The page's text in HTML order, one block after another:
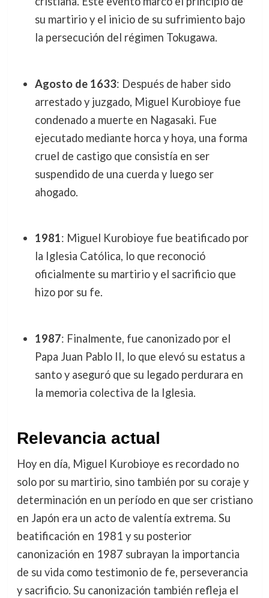
su martirio y el inicio de su sufrimiento bajo
la persecución del régimen Tokugawa.
Agosto de 1633: Después de haber sido
arrestado y juzgado, Miguel Kurobioye fue
condenado a muerte en Nagasaki. Fue
ejecutado mediante horca y hoya, una forma
cruel de castigo que consistía en ser
suspendido de una cuerda y luego ser
ahogado.
1981: Miguel Kurobioye fue beatificado por
la Iglesia Católica, lo que reconoció
oficialmente su martirio y el sacrificio que
hizo por su fe.
1987: Finalmente, fue canonizado por el
Papa Juan Pablo II, lo que elevó su estatus a
santo y aseguró que su legado perdurara en
la memoria colectiva de la Iglesia.
Relevancia actual
Hoy en día, Miguel Kurobioye es recordado no
solo por su martirio, sino también por su coraje y
determinación en un período en que ser cristiano
en Japón era un acto de valentía extrema. Su
beatificación en 1981 y su posterior
canonización en 1987 subrayan la importancia
de su vida como testimonio de fe, perseverancia
y sacrificio. Su canonización también refleja el